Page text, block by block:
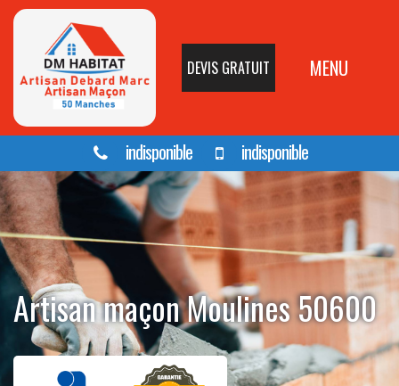
DEVIS GRATUIT MENU
indisponible indisponible
Artisan maçon Moulines 50600